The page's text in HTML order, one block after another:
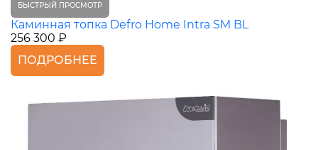
БЫСТРЫЙ ПРОСМОТР
Каминная топка Defro Home Intra SM BL
256 300 ₽
ПОДРОБНЕЕ